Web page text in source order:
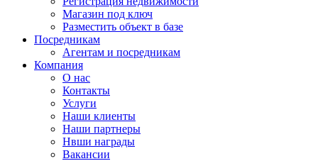
Магазин под ключ
Разместить объект в базе
Посредникам
Агентам и посредникам
Компания
О нас
Контакты
Услуги
Наши клиенты
Наши партнеры
Нвши награды
Вакансии